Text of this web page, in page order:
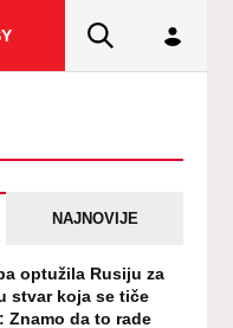
NAJNOVIJE
optužila Rusiju za
stvar koja se tiče
Znamo da to rade